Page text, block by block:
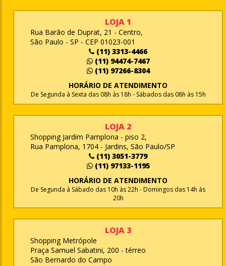
LOJA 1
Rua Barão de Duprat, 21 - Centro,
São Paulo - SP - CEP 01023-001
(11) 3313-4466
(11) 94474-7467
(11) 97266-8304
HORÁRIO DE ATENDIMENTO
De Segunda à Sexta das 08h às 18h - Sábados das 08h às 15h
LOJA 2
Shopping Jardim Pamplona - piso 2,
Rua Pamplona, 1704 - Jardins, São Paulo/SP
(11) 3051-3779
(11) 97133-1195
HORÁRIO DE ATENDIMENTO
De Segunda à Sábado das 10h às 22h - Domingos das 14h às
20h
LOJA 3
Shopping Metrópole
Praça Samuel Sabatini, 200 - térreo
São Bernardo do Campo